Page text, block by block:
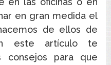
en gran medida el
de ellos de
este artículo te
consejos para que